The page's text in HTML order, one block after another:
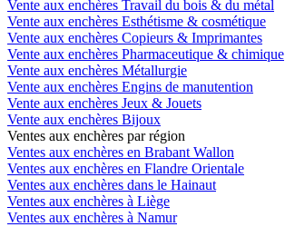
Vente aux enchères Travail du bois & du métal
Vente aux enchères Esthétisme & cosmétique
Vente aux enchères Copieurs & Imprimantes
Vente aux enchères Pharmaceutique & chimique
Vente aux enchères Métallurgie
Vente aux enchères Engins de manutention
Vente aux enchères Jeux & Jouets
Vente aux enchères Bijoux
Ventes aux enchères par région
Ventes aux enchères en Brabant Wallon
Ventes aux enchères en Flandre Orientale
Ventes aux enchères dans le Hainaut
Ventes aux enchères à Liège
Ventes aux enchères à Namur